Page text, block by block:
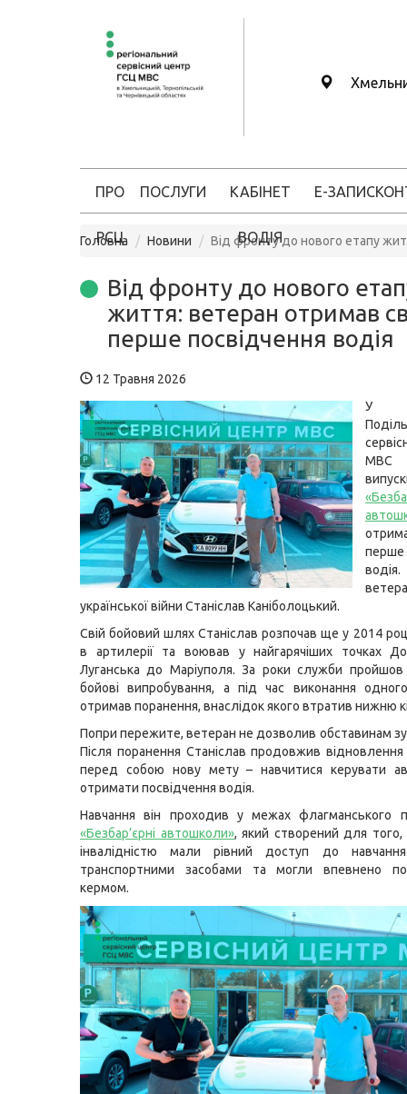
ПРО
РСЦ
ПОСЛУГИ КАБІНЕТ
ВОДІЯ
Е-ЗАПИС
Головна Новини Від фронту до нового етапу
Від фронту до нового
життя: ветеран отримав
перше посвідчення водія
12 Травня 2026
У
МВС
перше
української війни Станіслав Каніболоцький.
Свій бойовий шлях Станіслав розпочав ще у 2014
в артилерії та воював у найгарячіших точках
Луганська до Маріуполя. За роки служби пройшов
бойові випробування, а під час виконання
отримав поранення, внаслідок якого втратив нижню
Попри пережите, ветеран не дозволив обставинам
Після поранення Станіслав продовжив
перед собою нову мету – навчитися керувати
отримати посвідчення водія.
Навчання він проходив у межах флагманського
«Безбар’єрні автошколи», який створений для
інвалідністю мали рівний доступ до
транспортними засобами та могли впевнено
кермом.